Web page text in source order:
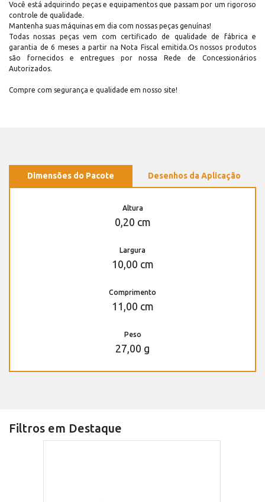
Você está adquirindo peças e equipamentos que passam por um rigoroso
controle de qualidade.
Mantenha suas máquinas em dia com nossas peças genuínas!
Todas nossas peças vem com certificado de qualidade de fábrica e
garantia de 6 meses a partir na Nota Fiscal emitida.Os nossos produtos
são fornecidos e entregues por nossa Rede de Concessionários
Autorizados.
Compre com segurança e qualidade em nosso site!
Dimensões do Pacote Desenhos da Aplicação
Altura
0,20 cm
Largura
10,00 cm
Comprimento
11,00 cm
Peso
27,00 g
Filtros em Destaque